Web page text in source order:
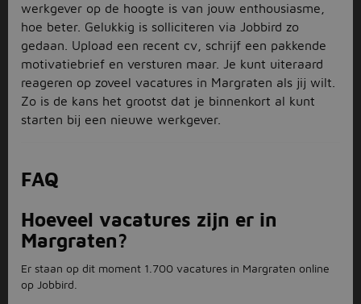
werkgever op de hoogte is van jouw enthousiasme,
hoe beter. Gelukkig is solliciteren via Jobbird zo
gedaan. Upload een recent cv, schrijf een pakkende
motivatiebrief en versturen maar. Je kunt uiteraard
reageren op zoveel vacatures in Margraten als jij wilt.
Zo is de kans het grootst dat je binnenkort al kunt
starten bij een nieuwe werkgever.
FAQ
Hoeveel vacatures zijn er in
Margraten?
Er staan op dit moment 1.700 vacatures in Margraten online
op Jobbird.